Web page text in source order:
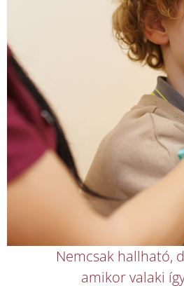
Nemcsak hallható,
amikor valaki